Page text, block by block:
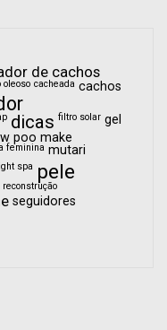
de cachos
oleoso cacheada cachos
dicas filtro solar gel
poo make
feminina mutari
spa pele
reconstrução
seguidores